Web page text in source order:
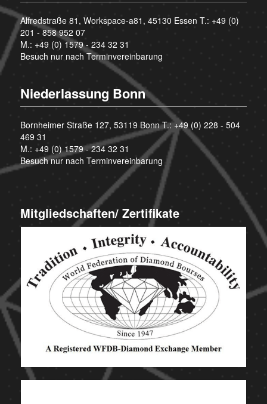
Alfredstraße 81, Workspace-a81, 45130 Essen T.: +49 (0)
201 - 858 952 07
M.: +49 (0) 1579 - 234 32 31
Besuch nur nach Terminvereinbarung
Niederlassung Bonn
Bornheimer Straße 127, 53119 Bonn T.:+49 (0) 228 - 504
469 31
M.: +49 (0) 1579 - 234 32 31
Besuch nur nach Terminvereinbarung
Mitgliedschaften/ Zertifikate